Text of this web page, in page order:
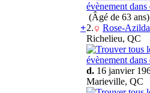
(Âgé de 63 ans)
+2. Rose-
Richelieu, QC
d. 16 janvier
Marieville, QC